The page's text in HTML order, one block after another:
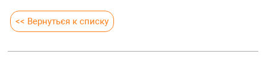
<< Вернуться к списку